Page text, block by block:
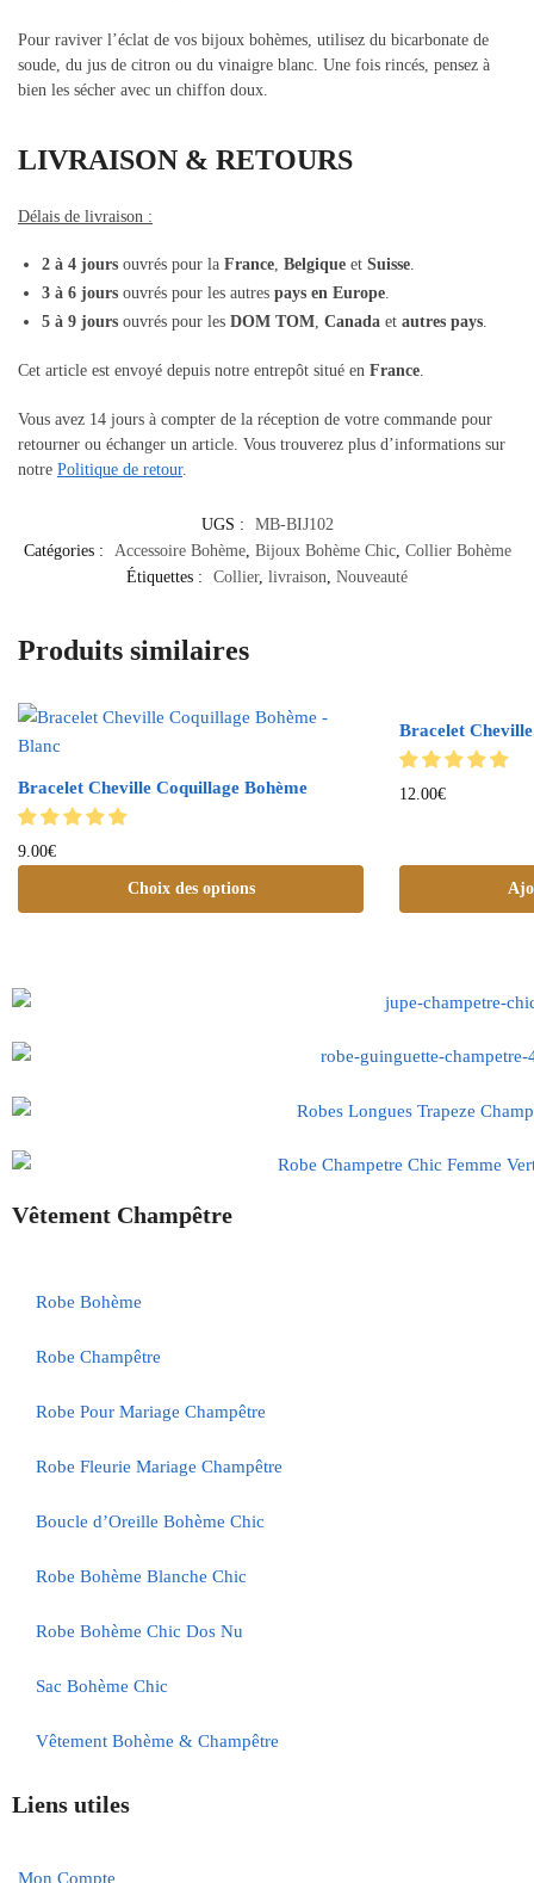
Pour raviver l’éclat de vos bijoux bohèmes, utilisez du bicarbonate de
soude, du jus de citron ou du vinaigre blanc. Une fois rincés, pensez à
bien les sécher avec un chiffon doux.
LIVRAISON & RETOURS
Délais de livraison :
2 à 4 jours ouvrés pour la France, Belgique et Suisse.
3 à 6 jours ouvrés pour les autres pays en Europe.
5 à 9 jours ouvrés pour les DOM TOM, Canada et autres pays.
Cet article est envoyé depuis notre entrepôt situé en France.
Vous avez 14 jours à compter de la réception de votre commande pour
retourner ou échanger un article. Vous trouverez plus d’informations sur
notre Politique de retour.
UGS :
MB-BIJ102
Catégories :
Accessoire Bohème, Bijoux Bohème Chic, Collier Bohème
Étiquettes :
Collier, livraison Nouveauté
Produits similaires
Bracelet Cheville Coquillage Bohème
9.00€
Choix des options
Bracelet
12.00€
Vêtement Champêtre
Robe Bohème
Robe Champêtre
Robe Pour Mariage Champêtre
Robe Fleurie Mariage Champêtre
Boucle d’Oreille Bohème Chic
Robe Bohème Blanche Chic
Robe Bohème Chic Dos Nu
Sac Bohème Chic
Vêtement Bohème & Champêtre
Liens utiles
Mon Compte